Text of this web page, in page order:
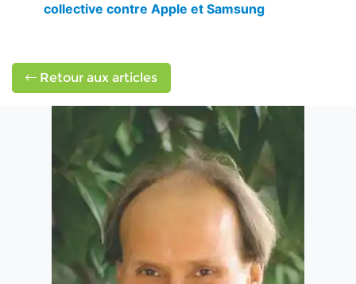
collective contre Apple et Samsung
Retour aux articles